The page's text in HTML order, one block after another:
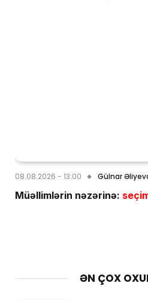
08.08.2026 - 13:00 Gülnar
Müəllimlərin nəzərinə:
ƏN ÇOX